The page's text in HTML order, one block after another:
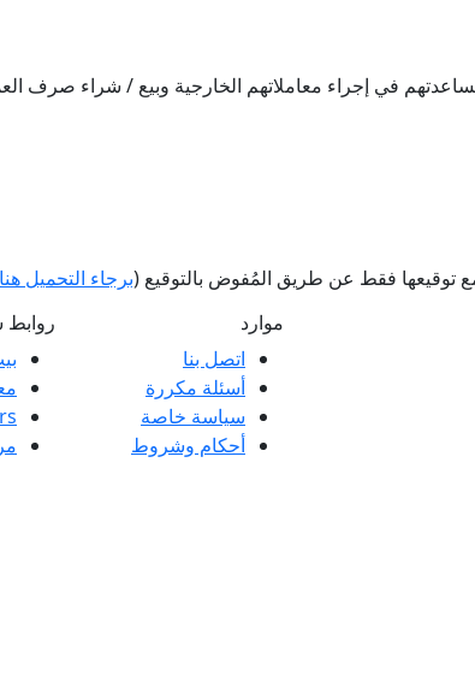
في إجراء معاملاتهم الخارجية وبيع / شراء صرف
فقط عن طريق المُفوض بالتوقيع (برجاء التحميل هنا
موارد
اتصل بنا
أسئلة مكررة
سياسة خاصة
أحكام وشروط
روابط